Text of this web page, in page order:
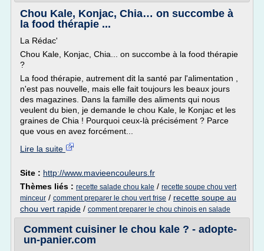
Chou Kale, Konjac, Chia… on succombe à
la food thérapie ...
La Rédac'
Chou Kale, Konjac, Chia... on succombe à la food thérapie
?
La food thérapie, autrement dit la santé par l'alimentation ,
n'est pas nouvelle, mais elle fait toujours les beaux jours
des magazines. Dans la famille des aliments qui nous
veulent du bien, je demande le chou Kale, le Konjac et les
graines de Chia ! Pourquoi ceux-là précisément ? Parce
que vous en avez forcément...
Lire la suite
Site : http://www.mavieencouleurs.fr
Thèmes liés : recette salade chou kale / recette soupe chou vert
minceur / comment preparer le chou vert frise / recette soupe au
chou vert rapide / comment preparer le chou chinois en salade
Comment cuisiner le chou kale ? - adopte-
un-panier.com